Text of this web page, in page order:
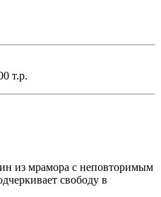
т.р.
из мрамора с неповторимым
свободу в